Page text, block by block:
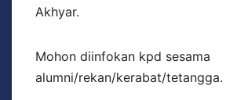
Akhyar.
Mohon diinfokan kpd sesama
alumni/rekan/kerabat/tetangga.